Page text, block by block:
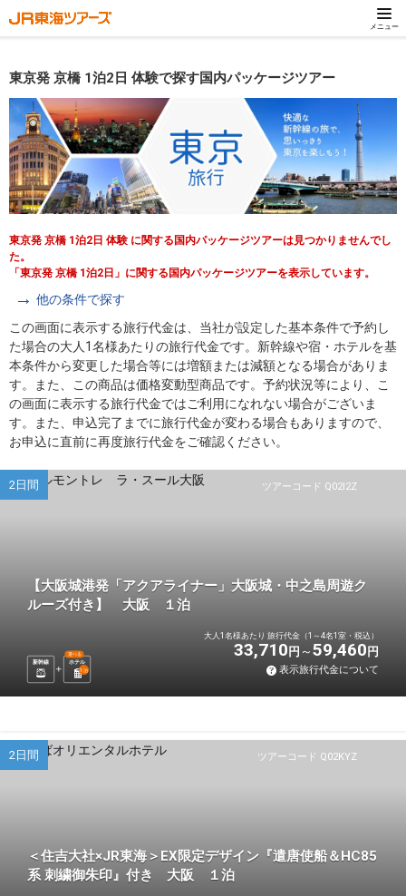
メニュー
東京発 京橋 1泊2日 体験で探す国内パッケージツアー
東京発 京橋 1泊2日 体験 に関する国内パッケージツアーは見つかりませんでし
た。
「東京発 京橋 1泊2日」に関する国内パッケージツアーを表示しています。
他の条件で探す
この画面に表示する旅行代金は、当社が設定した基本条件で予約し
た場合の大人1名様あたりの旅行代金です。新幹線や宿・ホテルを基
本条件から変更した場合等には増額または減額となる場合がありま
す。また、この商品は価格変動型商品です。予約状況等により、こ
の画面に表示する旅行代金ではご利用になれない場合がございま
す。また、申込完了までに旅行代金が変わる場合もありますので、
お申込に直前に再度旅行代金をご確認ください。
ツアーコード Q02I2Z
2日間
【大阪城港発「アクアライナー」大阪城・中之島周遊ク
ルーズ付き】 大阪 １泊
新幹線 ホテル
選べる
1 泊
大人1名様あたり 旅行代金（1～4名1室・税込）
33,710 円 59,460 円
表示旅行代金について
ツアーコード Q02KYZ
2日間
＜住吉大社×JR東海＞EX限定デザイン『遣唐使船＆HC85
系 刺繍御朱印』付き 大阪 １泊